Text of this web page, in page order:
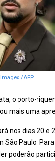
/AFP
o porto-
mais uma
nos dias 20 e
São Paulo.
poderão